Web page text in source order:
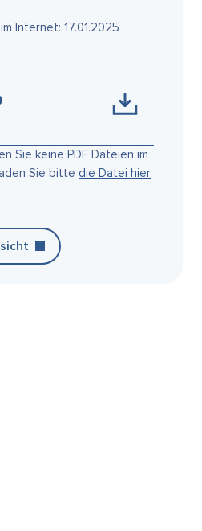
Internet: 17.01.2025
Sie keine PDF Dateien im
Sie bitte die Datei hier